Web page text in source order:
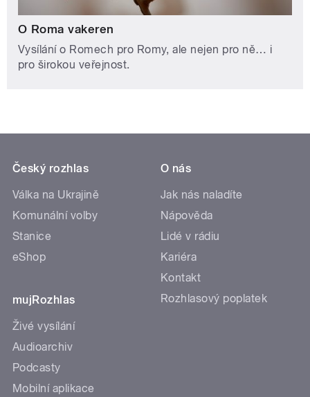
O Roma vakeren
Vysílání o Romech pro Romy, ale nejen pro ně… i
pro širokou veřejnost.
Český rozhlas
Válka na Ukrajině
Komunální volby
Stanice
eShop
mujRozhlas
Živé vysílání
Audioarchiv
Podcasty
Mobilní aplikace
O nás
Jak nás naladíte
Nápověda
Lidé v rádiu
Kariéra
Kontakt
Rozhlasový poplatek